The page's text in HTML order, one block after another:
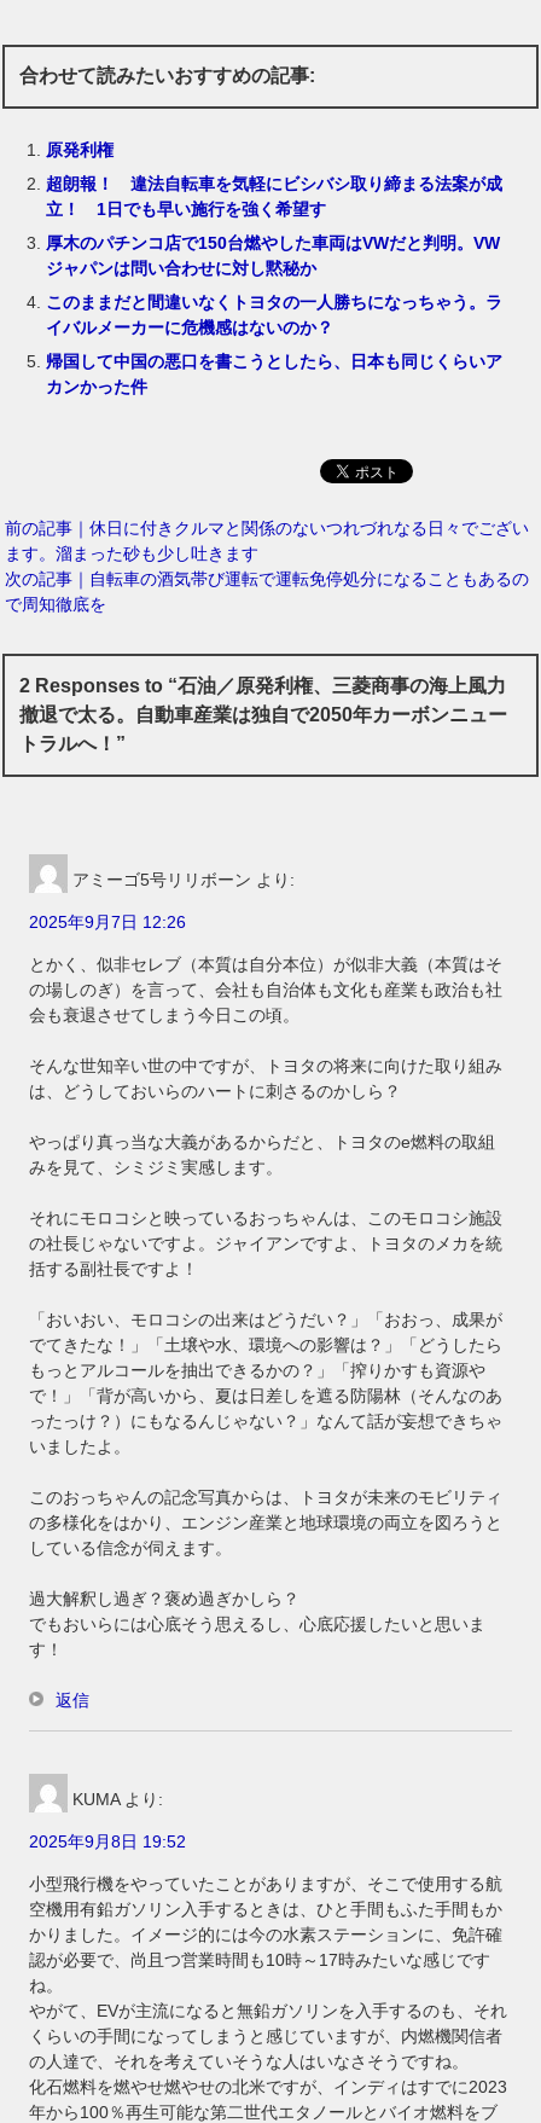
合わせて読みたいおすすめの記事:
原発利権
超朗報！ 違法自転車を気軽にビシバシ取り締まる法案が成
立！ 1日でも早い施行を強く希望す
厚木のパチンコ店で150台燃やした車両はVWだと判明。VW
ジャパンは問い合わせに対し黙秘か
このままだと間違いなくトヨタの一人勝ちになっちゃう。ラ
イバルメーカーに危機感はないのか？
帰国して中国の悪口を書こうとしたら、日本も同じくらいア
カンかった件
前の記事｜休日に付きクルマと関係のないつれづれなる日々でござい
ます。溜まった砂も少し吐きます
次の記事｜自転車の酒気帯び運転で運転免停処分になることもあるの
で周知徹底を
2 Responses to “石油／原発利権、三菱商事の海上風力
撤退で太る。自動車産業は独自で2050年カーボンニュー
トラルへ！”
アミーゴ5号リリボーン より:
2025年9月7日 12:26
とかく、似非セレブ（本質は自分本位）が似非大義（本質はそ
の場しのぎ）を言って、会社も自治体も文化も産業も政治も社
会も衰退させてしまう今日この頃。
そんな世知辛い世の中ですが、トヨタの将来に向けた取り組み
は、どうしておいらのハートに刺さるのかしら？
やっぱり真っ当な大義があるからだと、トヨタのe燃料の取組
みを見て、シミジミ実感します。
それにモロコシと映っているおっちゃんは、このモロコシ施設
の社長じゃないですよ。ジャイアンですよ、トヨタのメカを統
括する副社長ですよ！
「おいおい、モロコシの出来はどうだい？」「おおっ、成果が
でてきたな！」「土壌や水、環境への影響は？」「どうしたら
もっとアルコールを抽出できるかの？」「搾りかすも資源や
で！」「背が高いから、夏は日差しを遮る防陽林（そんなのあ
ったっけ？）にもなるんじゃない？」なんて話が妄想できちゃ
いましたよ。
このおっちゃんの記念写真からは、トヨタが未来のモビリティ
の多様化をはかり、エンジン産業と地球環境の両立を図ろうと
している信念が伺えます。
過大解釈し過ぎ？褒め過ぎかしら？
でもおいらには心底そう思えるし、心底応援したいと思いま
す！
返信
KUMA より:
2025年9月8日 19:52
小型飛行機をやっていたことがありますが、そこで使用する航
空機用有鉛ガソリン入手するときは、ひと手間もふた手間もか
かりました。イメージ的には今の水素ステーションに、免許確
認が必要で、尚且つ営業時間も10時～17時みたいな感じです
ね。
やがて、EVが主流になると無鉛ガソリンを入手するのも、それ
くらいの手間になってしまうと感じていますが、内燃機関信者
の人達で、それを考えていそうな人はいなさそうですね。
化石燃料を燃やせ燃やせの北米ですが、インディはすでに2023
年から100％再生可能な第二世代エタノールとバイオ燃料をブ